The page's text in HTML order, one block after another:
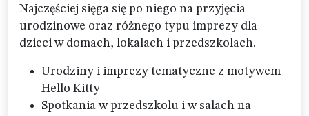
Najczęściej sięga się po niego na przyjęcia
urodzinowe oraz różnego typu imprezy dla
dzieci w domach, lokalach i przedszkolach.
Urodziny i imprezy tematyczne z motywem
Hello Kitty
Spotkania w przedszkolu i w salach na